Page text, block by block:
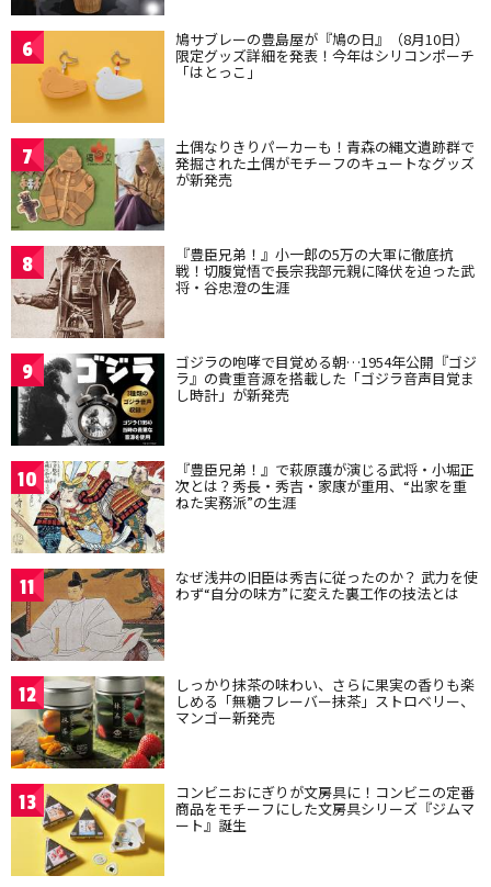
6 鳩サブレーの豊島屋が『鳩の日』（8月10日）
限定グッズ詳細を発表！今年はシリコンポーチ
「はとっこ」
7 土偶なりきりパーカーも！青森の縄文遺跡群で
発掘された土偶がモチーフのキュートなグッズ
が新発売
8 『豊臣兄弟！』小一郎の5万の大軍に徹底抗
戦！切腹覚悟で長宗我部元親に降伏を迫った武
将・谷忠澄の生涯
9 ゴジラの咆哮で目覚める朝…1954年公開『ゴジ
ラ』の貴重音源を搭載した「ゴジラ音声目覚ま
し時計」が新発売
10 『豊臣兄弟！』で萩原護が演じる武将・小堀正
次とは？秀長・秀吉・家康が重用、“出家を重
ねた実務派”の生涯
11 なぜ浅井の旧臣は秀吉に従ったのか？ 武力を使
わず“自分の味方”に変えた裏工作の技法とは
12 しっかり抹茶の味わい、さらに果実の香りも楽
しめる「無糖フレーバー抹茶」ストロベリー、
マンゴー新発売
13 コンビニおにぎりが文房具に！コンビニの定番
商品をモチーフにした文房具シリーズ『ジムマ
ート』誕生